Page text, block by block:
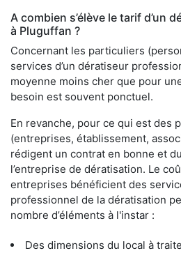
A combien s’élève le tarif d’un
à Pluguffan ?
Concernant les particuliers
services d’un dératiseur
moyenne moins cher que pour
besoin est souvent ponctuel.
En revanche, pour ce qui est des
(entreprises, établissement,
rédigent un contrat en bonne et
l’entreprise de dératisation. Le
entreprises bénéficient des
professionnel de la dératisation
nombre d’éléments à l'instar :
Des dimensions du local à